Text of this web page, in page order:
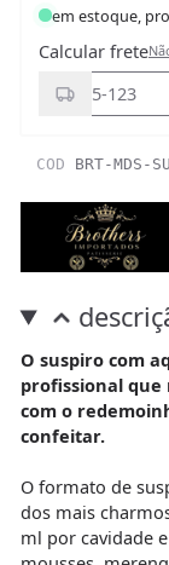
em estoque,
Calcular frete
COD BRT-MDS-
O suspiro com
profissional que
com o
confeitar.
O formato de
dos mais
ml por cavidade